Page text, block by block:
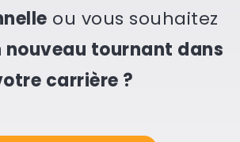
ou vous souhaitez
nouveau tournant dans
carrière ?